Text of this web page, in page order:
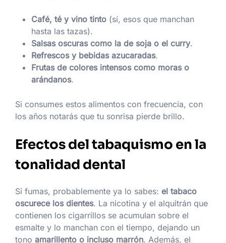
Café, té y vino tinto (sí, esos que manchan
hasta las tazas).
Salsas oscuras como la de soja o el curry.
Refrescos y bebidas azucaradas.
Frutas de colores intensos como moras o
arándanos.
Si consumes estos alimentos con frecuencia, con
los años notarás que tu sonrisa pierde brillo.
Efectos del tabaquismo en la
tonalidad dental
Si fumas, probablemente ya lo sabes: el tabaco
oscurece los dientes. La nicotina y el alquitrán que
contienen los cigarrillos se acumulan sobre el
esmalte y lo manchan con el tiempo, dejando un
tono amarillento o incluso marrón. Además, el